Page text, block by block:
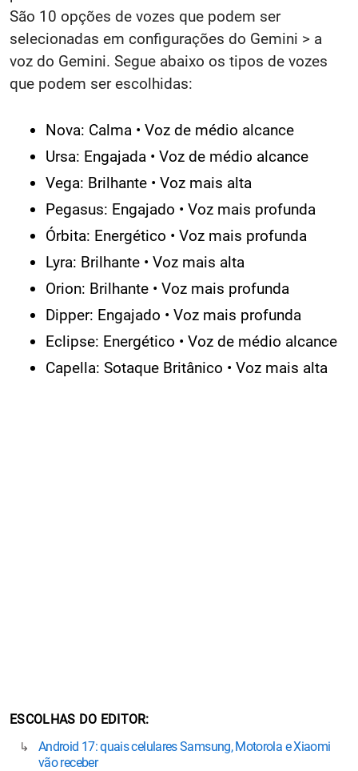
São 10 opções de vozes que podem ser
selecionadas em configurações do Gemini > a
voz do Gemini. Segue abaixo os tipos de vozes
que podem ser escolhidas:
Nova: Calma • Voz de médio alcance
Ursa: Engajada • Voz de médio alcance
Vega: Brilhante • Voz mais alta
Pegasus: Engajado • Voz mais profunda
Órbita: Energético • Voz mais profunda
Lyra: Brilhante • Voz mais alta
Orion: Brilhante • Voz mais profunda
Dipper: Engajado • Voz mais profunda
Eclipse: Energético • Voz de médio alcance
Capella: Sotaque Britânico • Voz mais alta
ESCOLHAS DO EDITOR
Android 17: quais celulares Samsung, Motorola e Xiaomi
vão receber